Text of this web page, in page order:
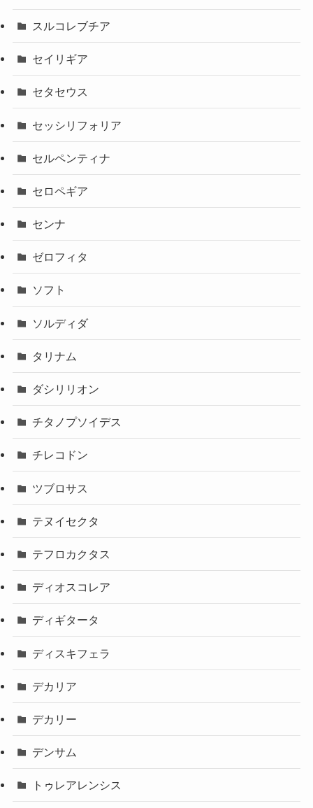
スルコレブチア
セイリギア
セタセウス
セッシリフォリア
セルペンティナ
セロペギア
センナ
ゼロフィタ
ソフト
ソルディダ
タリナム
ダシリリオン
チタノプソイデス
チレコドン
ツブロサス
テヌイセクタ
テフロカクタス
ディオスコレア
ディギタータ
ディスキフェラ
デカリア
デカリー
デンサム
トゥレアレンシス